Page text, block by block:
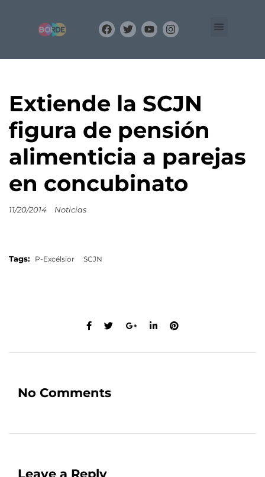
Extiende la SCJN
figura de pensión
alimenticia a parejas
en concubinato
11/20/2014 Noticias
Tags: P-Excélsior SCJN
No Comments
Leave a Reply